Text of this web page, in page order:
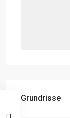
Grundrisse